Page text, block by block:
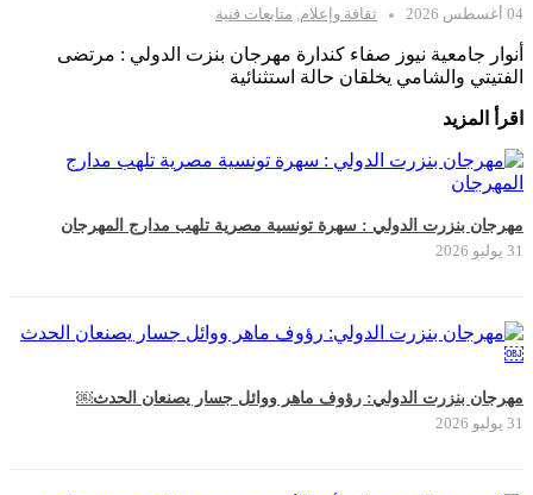
04 أغسطس 2026 ثقافة وإعلام متابعات فنية
أنوار جامعية نيوز صفاء كندارة مهرجان بنزت الدولي : مرتضى
الفتيتي والشامي يخلقان حالة استثنائية
اقرأ المزيد
مهرجان بنزرت الدولي : سهرة تونسية مصرية تلهب مدارج المهرجان
31 يوليو 2026
مهرجان بنزرت الدولي: رؤوف ماهر ووائل جسار يصنعان الحدث￼
31 يوليو 2026